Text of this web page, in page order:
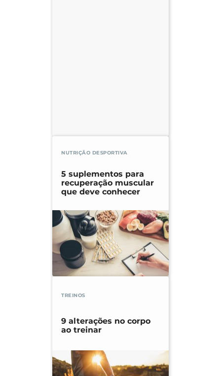
NUTRIÇÃO DESPORTIVA
5 suplementos para
recuperação muscular
que deve conhecer
TREINOS
9 alterações no corpo
ao treinar